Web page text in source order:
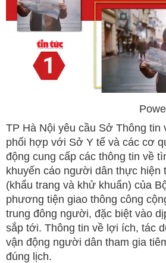
TP Hà Nội yêu cầu Sở Thông tin
phối hợp với Sở Y tế và các cơ
động cung cấp các thông tin về
khuyến cáo người dân thực hiện
(khẩu trang và khử khuẩn) của
phương tiện giao thông công
trung đông người, đặc biệt vào
sắp tới. Thông tin về lợi ích, tác
vận động người dân tham gia
đúng lịch.